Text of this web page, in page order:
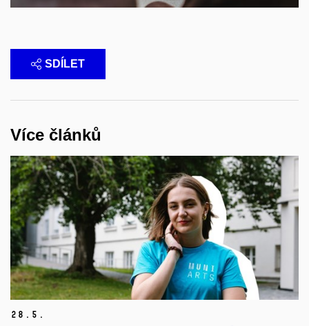
SDÍLET
Více článků
28. 5.